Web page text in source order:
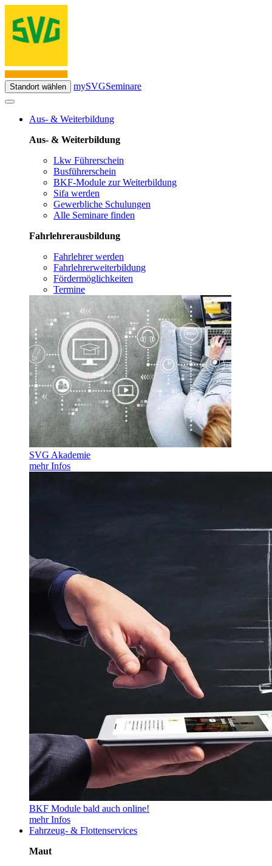
Standort wählen mySVGSeminare
Aus- & Weiterbildung
Aus- & Weiterbildung
Lkw Führerschein
Busführerschein
BKF-Module zur Weiterbildung
Sifa werden
Gewerbliche Schulungen
Alle Seminare finden
Fahrlehrerausbildung
Fahrlehrer werden
Fahrlehrerweiterbildung
Fördermöglichkeiten
Termine
SVG Akademie
mehr Infos
BKF Module bald auch online!
mehr Infos
Fahrzeug- & Flottenservices
Maut